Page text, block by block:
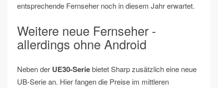
entsprechende Fernseher noch in diesem Jahr erwartet.
Weitere neue Fernseher -
allerdings ohne Android
Neben der UE30-Seriebietet Sharp zusätzlich eine neue
UB-Serie an. Hier fangen die Preise im mittleren